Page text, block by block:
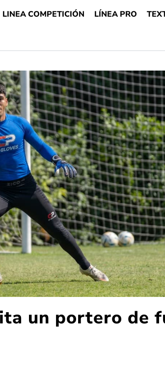
LINEA COMPETICIÓN LÍNEA PRO
un portero de